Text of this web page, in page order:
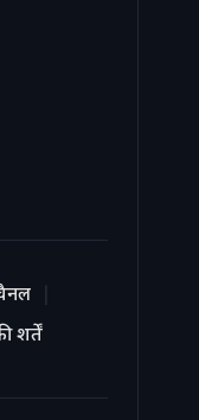
शर्तें